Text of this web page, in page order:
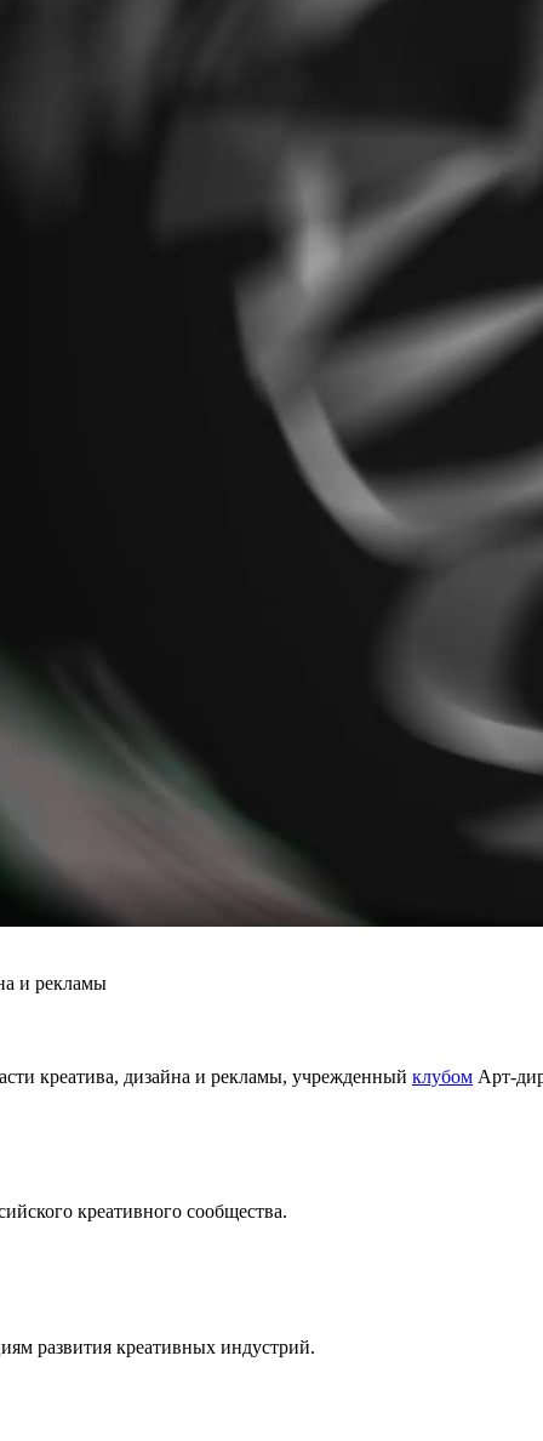
и рекламы
креатива, дизайна и рекламы, учрежденный клубом Арт-
креативного сообщества.
развития креативных индустрий.